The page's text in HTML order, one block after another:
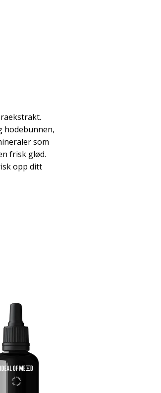
hodebunnen,
som
frisk glød.
opp ditt